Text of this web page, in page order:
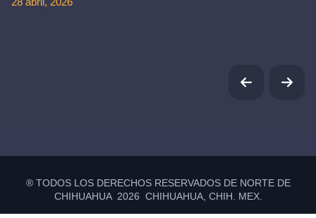
® TODOS LOS DERECHOS RESERVADOS DE NORTE DE
CHIHUAHUA 2026 CHIHUAHUA, CHIH. MEX.